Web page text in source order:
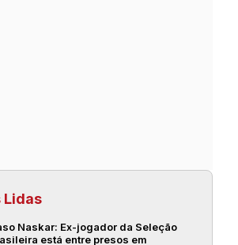
Lidas
Naskar: Ex-jogador da Seleção
está entre presos em